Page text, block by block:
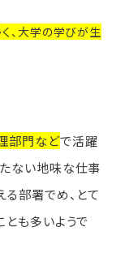
、大学の学びが生
部門などで活躍
ない地味な仕事
部署でめ、とて
とも多いようで